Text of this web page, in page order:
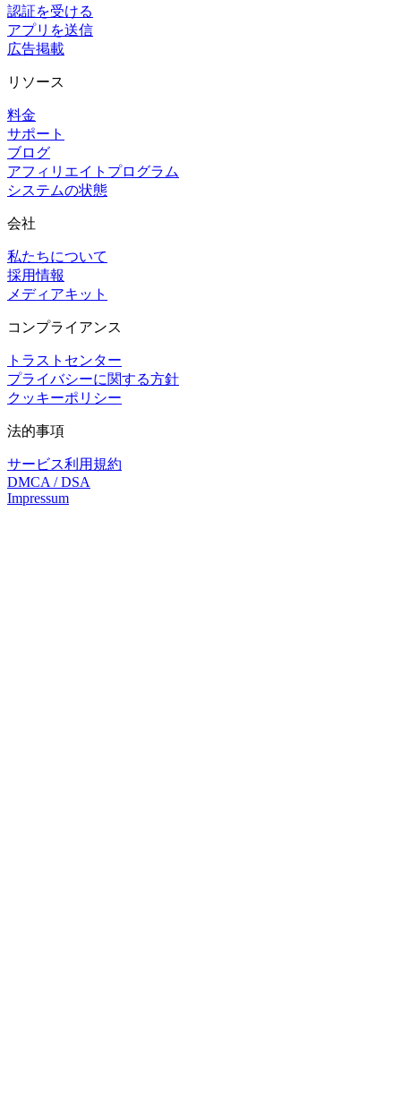
認証を受ける
アプリを送信
広告掲載
リソース
料金
サポート
ブログ
アフィリエイトプログラム
システムの状態
会社
私たちについて
採用情報
メディアキット
コンプライアンス
トラストセンター
プライバシーに関する方針
クッキーポリシー
法的事項
サービス利用規約
DMCA / DSA
Impressum